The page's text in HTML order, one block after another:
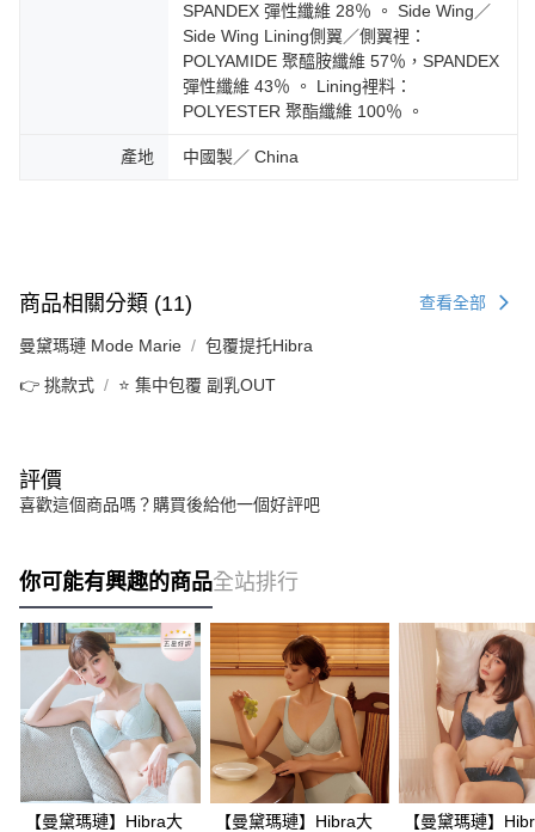
SPANDEX 彈性纖維 28％ 。 Side Wing／
Side Wing Lining側翼／側翼裡：
POLYAMIDE 聚醯胺纖維 57％，SPANDEX
彈性纖維 43％ 。 Lining裡料：
POLYESTER 聚酯纖維 100％ 。
產地 中國製／ China
商品相關分類 (11) 查看全部
曼黛瑪璉 Mode Marie 包覆提托Hibra
👉 挑款式 ⭐ 集中包覆 副乳OUT
評價
喜歡這個商品嗎？購買後給他一個好評吧
你可能有興趣的商品全站排行
【曼黛瑪璉】Hibra大 【曼黛瑪璉】Hibra大 【曼黛瑪璉】